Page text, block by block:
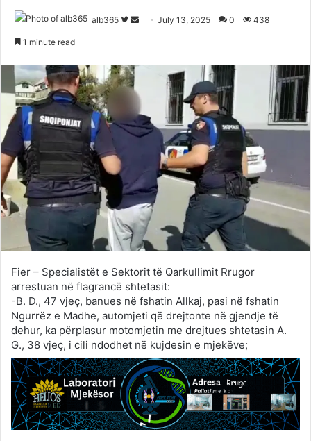
alb365
Follow
Send July 13, 2025 0 438
1 minute read
Fier – Specialistët e Sektorit të Qarkullimit Rrugor
arrestuan në flagrancë shtetasit:
-B. D., 47 vjeç, banues në fshatin Allkaj, pasi në fshatin
Ngurrëz e Madhe, automjeti që drejtonte në gjendje të
dehur, ka përplasur motomjetin me drejtues shtetasin A.
G., 38 vjeç, i cili ndodhet në kujdesin e mjekëve;